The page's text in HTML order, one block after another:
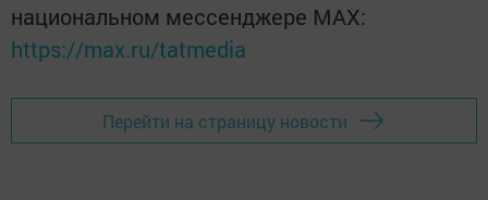
национальном мессенджере MАХ:
https://max.ru/tatmedia
Перейти на страницу новости